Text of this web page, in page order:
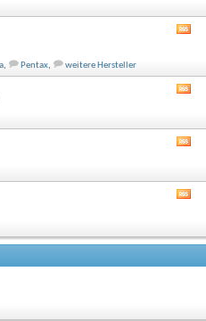
, Pentax, weitere Hersteller